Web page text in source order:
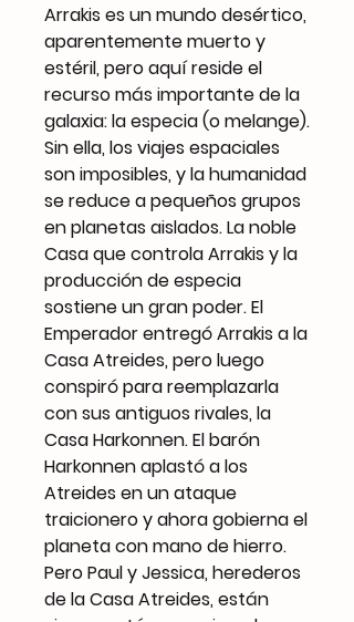
Arrakis es un mundo desértico,
aparentemente muerto y
estéril, pero aquí reside el
recurso más importante de la
galaxia: la especia (o melange).
Sin ella, los viajes espaciales
son imposibles, y la humanidad
se reduce a pequeños grupos
en planetas aislados. La noble
Casa que controla Arrakis y la
producción de especia
sostiene un gran poder. El
Emperador entregó Arrakis a la
Casa Atreides, pero luego
conspiró para reemplazarla
con sus antiguos rivales, la
Casa Harkonnen. El barón
Harkonnen aplastó a los
Atreides en un ataque
traicionero y ahora gobierna el
planeta con mano de hierro.
Pero Paul y Jessica, herederos
de la Casa Atreides, están